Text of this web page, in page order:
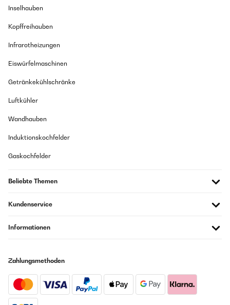
Inselhauben
Kopffreihauben
Infrarotheizungen
Eiswürfelmaschinen
Getränkekühlschränke
Luftkühler
Wandhauben
Induktionskochfelder
Gaskochfelder
Beliebte Themen
Kundenservice
Informationen
Zahlungsmethoden